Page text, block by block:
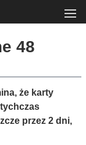
48
że karty
przez 2 dni,